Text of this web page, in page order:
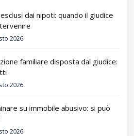
dai nipoti: quando il giudice
2026
familiare disposta dal giudice:
2026
su immobile abusivo: si può
2026